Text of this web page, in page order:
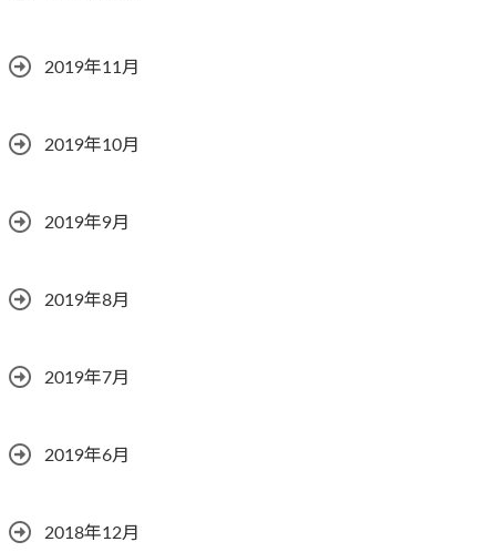
2019年11月
2019年10月
2019年9月
2019年8月
2019年7月
2019年6月
2018年12月